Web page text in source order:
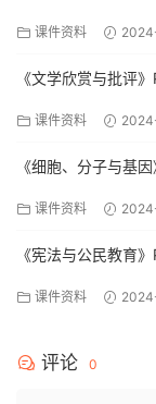
课件资料
《文学欣赏与批评
课件资料
《细胞、分子与基
课件资料
《宪法与公民教育
课件资料
评论 0